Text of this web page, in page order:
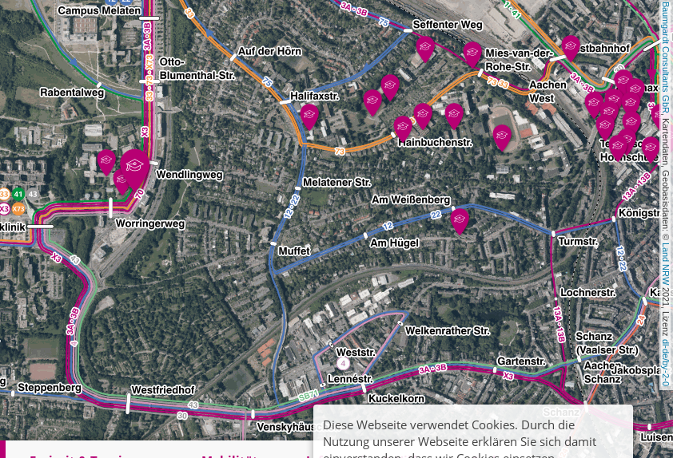
Baumgardt Consultants GbR
, Kartendaten, Geobasisdaten: ©
Land NRW
2021, Lizenz
dl-de/by-2-0
Diese Webseite verwendet Cookies. Durch die
Nutzung unserer Webseite erklären Sie sich damit